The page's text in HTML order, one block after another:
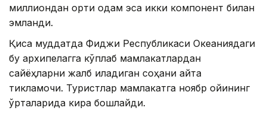
миллиондан ортиқ одам эса икки компонент билан
эмланди.
Қисқа муддатда Фиджи Республикаси Океаниядаги
бу архипелагга кўплаб мамлакатлардан
сайёҳларни жалб қиладиган соҳани қайта
тикламоқчи. Туристлар мамлакатга ноябр ойининг
ўрталарида кира бошлайди.